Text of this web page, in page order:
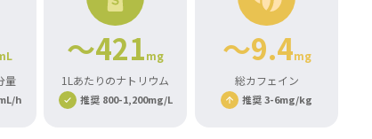
量
h
～421mg
1Lあたりのナトリウム
推奨 800-1,200mg/L
～9.4mg
総カフェイン
推奨 3-6mg/kg